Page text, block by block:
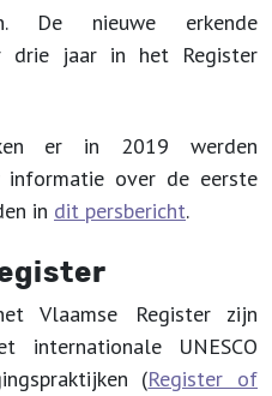
De nieuwe erkende
drie jaar in het Register
er in 2019 werden
informatie over de eerste
in dit persbericht.
Vlaamse Register zijn
UNESCO
(Register of